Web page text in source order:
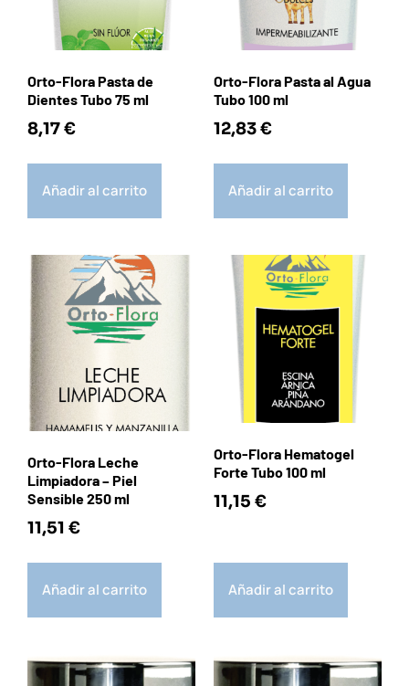
Orto-Flora Pasta de
Dientes Tubo 75 ml
8,17€
Añadir al carrito
Orto-Flora Pasta al Agua
Tubo 100 ml
12,83€
Añadir al carrito
Orto-Flora Leche
Limpiadora – Piel
Sensible 250 ml
11,51 €
Añadir al carrito
Orto-Flora Hematogel
Forte Tubo 100 ml
11,15 €
Añadir al carrito